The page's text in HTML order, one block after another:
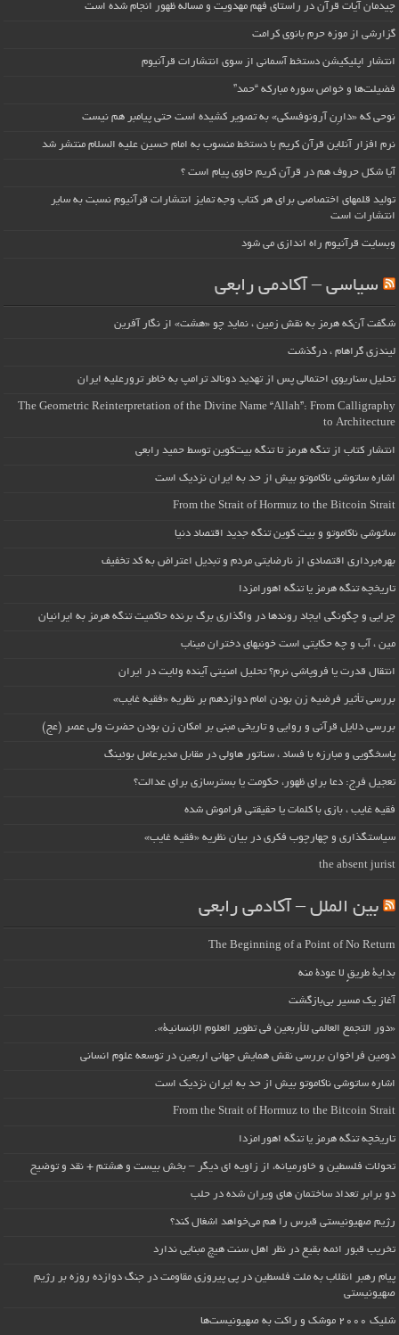
چیدمان آیات قرآن در راستای فهم مهدویت و مساله ظهور انجام شده است
گزارشی از موزه حرم بانوی کرامت
انتشار اپلیکیشن دستخط آسمانی از سوی انتشارات قرآنیوم
فضیلت‌ها و خواص سوره مبارکه “حمد”
نوحی که «دارِن آرونوفسکی» به تصویر کشیده است حتی پیامبر هم نیست
نرم افزار آنلاین قرآن کریم با دستخط منسوب به امام حسین علیه السلام منتشر شد
آیا شکل حروف هم در قرآن کریم حاوی پیام است ؟
تولید قلمهای اختصاصی برای هر کتاب وجه تمایز انتشارات قرآنیوم نسبت به سایر
انتشارات است
وبسایت قرآنیوم راه اندازی می شود
سیاسی – آکادمی رابعی
شگفت آن‌که هرمز به نقش زمین ، نماید چو «هشت» از نگار آفرین
لیندزی گراهام ، درگذشت
تحلیل سناریوی احتمالی پس از تهدید دونالد ترامپ به خاطر ترورعلیه ایران
The Geometric Reinterpretation of the Divine Name “Allah”: From Calligraphy
to Architecture
انتشار کتاب از تنگه هرمز تا تنگه بیت‌کوین توسط حمید رابعی
اشاره ساتوشی ناکاموتو بیش از حد به ایران نزدیک است
From the Strait of Hormuz to the Bitcoin Strait
ساتوشی ناکاموتو و بیت کوین تنگه جدید اقتصاد دنیا
بهره‌برداری اقتصادی از نارضایتی مردم و تبدیل اعتراض به کد تخفیف
تاریخچه تنگه هرمز یا تنگه اهورامزدا
چرایی و چگونگی ایجاد روندها در واگذاری برگ برنده حاکمیت تنگه هرمز به ایرانیان
مین ، آب و چه حکایتی است خونبهای دختران میناب
انتقال قدرت یا فروپاشی نرم؟ تحلیل امنیتی آینده ولایت در ایران
بررسی تأثیر فرضیه زن بودن امام دوازدهم بر نظریه «فقیه غایب»
بررسی دلایل قرآنی و روایی و تاریخی مبنی بر امکان زن بودن حضرت ولی عصر (عج)
پاسخگویی و مبارزه با فساد ، سناتور هاولی در مقابل مدیرعامل بوئینگ
تعجیل فرج: دعا برای ظهور، حکومت یا بسترسازی برای عدالت؟
فقیه غایب ، بازی با کلمات یا حقیقتی فراموش شده
سیاستگذاری و چهارچوب فکری در بیان نظریه «فقیه غایب»
the absent jurist
بین الملل – آکادمی رابعی
The Beginning of a Point of No Return
بداية طريقٍ لا عودة منه
آغاز یک مسیر بی‌بازگشت
«دور التجمع العالمي للأربعين في تطوير العلوم الإنسانية».
دومین فراخوان بررسی نقش همایش جهانی اربعین در توسعه علوم انسانی
اشاره ساتوشی ناکاموتو بیش از حد به ایران نزدیک است
From the Strait of Hormuz to the Bitcoin Strait
تاریخچه تنگه هرمز یا تنگه اهورامزدا
تحولات فلسطین و خاورمیانه، از زاویه ای دیگر – بخش بیست و هشتم + نقد و توضیح
دو برابر تعداد ساختمان های ویران شده در حلب
رژیم صهیونیستی قبرس را هم می‌خواهد اشغال کند؟
تخریب قبور ائمه بقیع در نظر اهل سنت هیچ مبنایی ندارد
پیام رهبر انقلاب به ملت فلسطین در پی پیروزی مقاومت در جنگ دوازده روزه بر رژیم
صهیونیستی
شلیک ۲۰۰۰ موشک و راکت به صهیونیست‌ها